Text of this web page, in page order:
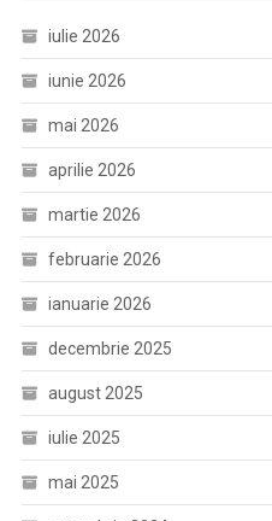
iulie 2026
iunie 2026
mai 2026
aprilie 2026
martie 2026
februarie 2026
ianuarie 2026
decembrie 2025
august 2025
iulie 2025
mai 2025